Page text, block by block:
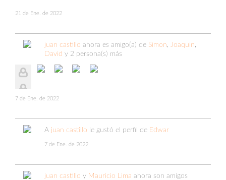
21 de Ene. de 2022
juan castillo ahora es amigo(a) de Simon Joaquin
David y 2 persona(s) más
7 de Ene. de 2022
A juan castillo le gustó el perfil de Edwar
7 de Ene. de 2022
juan castillo y Mauricio Lima ahora son amigos